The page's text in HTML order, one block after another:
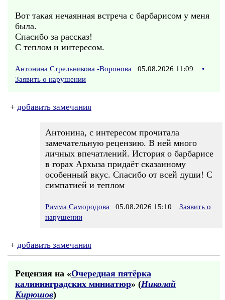
Вот такая нечаянная встреча с барбарисом у меня
была.
Спасибо за рассказ!
С теплом и интересом.
Антонина Стрельникова -Воронова 05.08.2026 11:09
•
Заявить о нарушении
+ добавить замечания
Антонина, с интересом прочитала
замечательную рецензию. В ней много
личных впечатлений. История о барбарисе
в горах Архыза придаёт сказанному
особенный вкус. Спасибо от всей души! С
симпатией и теплом
Римма Самородова 05.08.2026 15:10
Заявить о
нарушении
+ добавить замечания
Рецензия на «Очередная пятёрка
калининградских миниатюр» (Николай
Кирюшов)